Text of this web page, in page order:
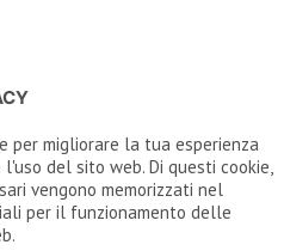
per migliorare la tua esperienza
del sito web. Di questi cookie,
vengono memorizzati nel
per il funzionamento delle